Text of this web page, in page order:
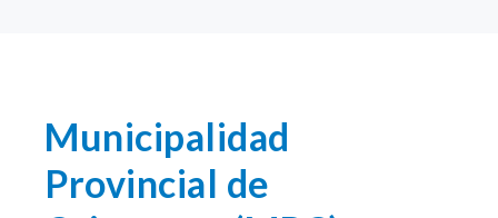
Municipalidad
Provincial de